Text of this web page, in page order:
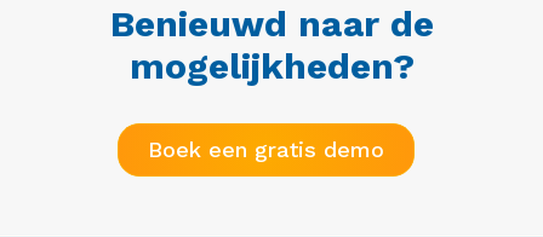
Benieuwd naar de
mogelijkheden?
Boek een gratis demo